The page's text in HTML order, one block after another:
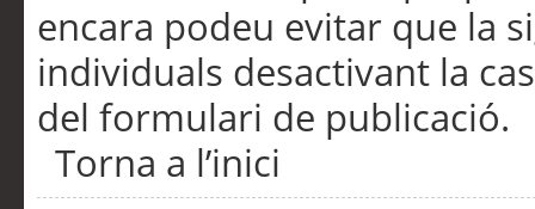
encara podeu evitar que la
individuals desactivant la
del formulari de publicació.
Torna a l’inici